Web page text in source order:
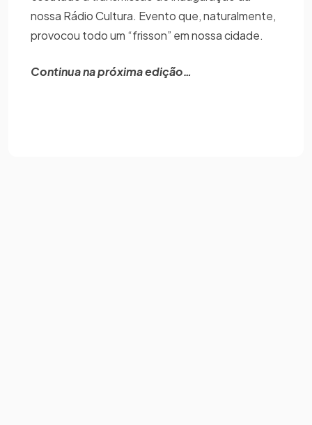
nossa Rádio Cultura. Evento que, naturalmente,
provocou todo um “frisson” em nossa cidade.
Continua na próxima edição…